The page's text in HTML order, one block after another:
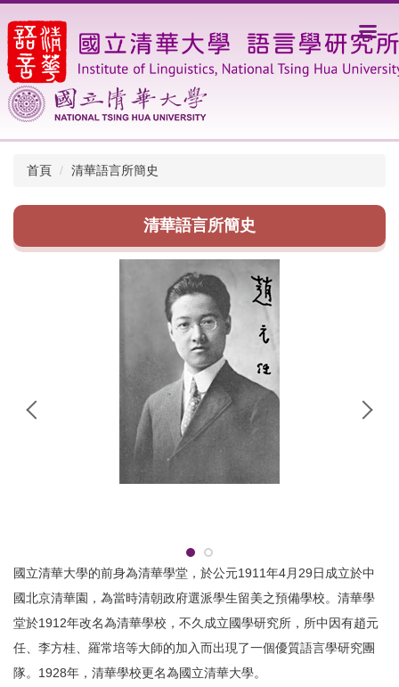
到
主
要
內
容
區
首頁 清華語言所簡史
清華語言所簡史
國立清華大學的前身為清華學堂，於公元1911年4月29日成立於中
國北京清華園，為當時清朝政府選派學生留美之預備學校。清華學
堂於1912年改名為清華學校，不久成立國學研究所，所中因有趙元
任、李方桂、羅常培等大師的加入而出現了一個優質語言學研究團
隊。1928年，清華學校更名為國立清華大學。